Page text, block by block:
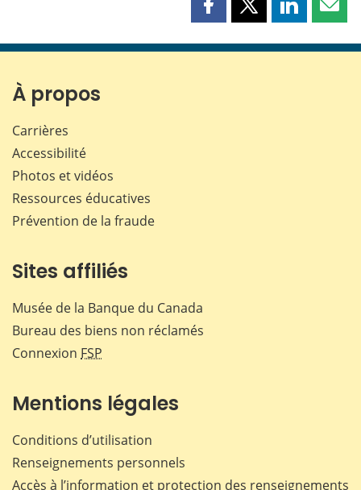
Partager
page
Partager
page
Partager
page page
À propos
Carrières
Accessibilité
Photos et vidéos
Ressources éducatives
Prévention de la fraude
Sites affiliés
Musée de la Banque du Canada
Bureau des biens non réclamés
Connexion FSP
Mentions légales
Conditions d’utilisation
Renseignements personnels
Accès à l’information et protection des renseignements